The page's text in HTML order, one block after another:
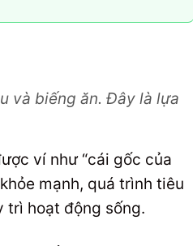
và biếng ăn. Đây là lựa
ví như “cái gốc của
mạnh, quá trình tiêu
trì hoạt động sống.